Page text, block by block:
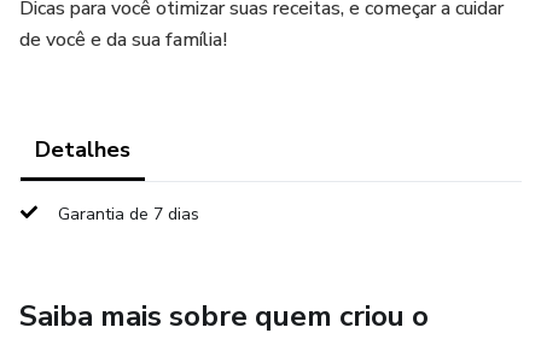
Dicas para você otimizar suas receitas, e começar a cuidar
de você e da sua família!
Detalhes
Garantia de 7 dias
Saiba mais sobre quem criou o